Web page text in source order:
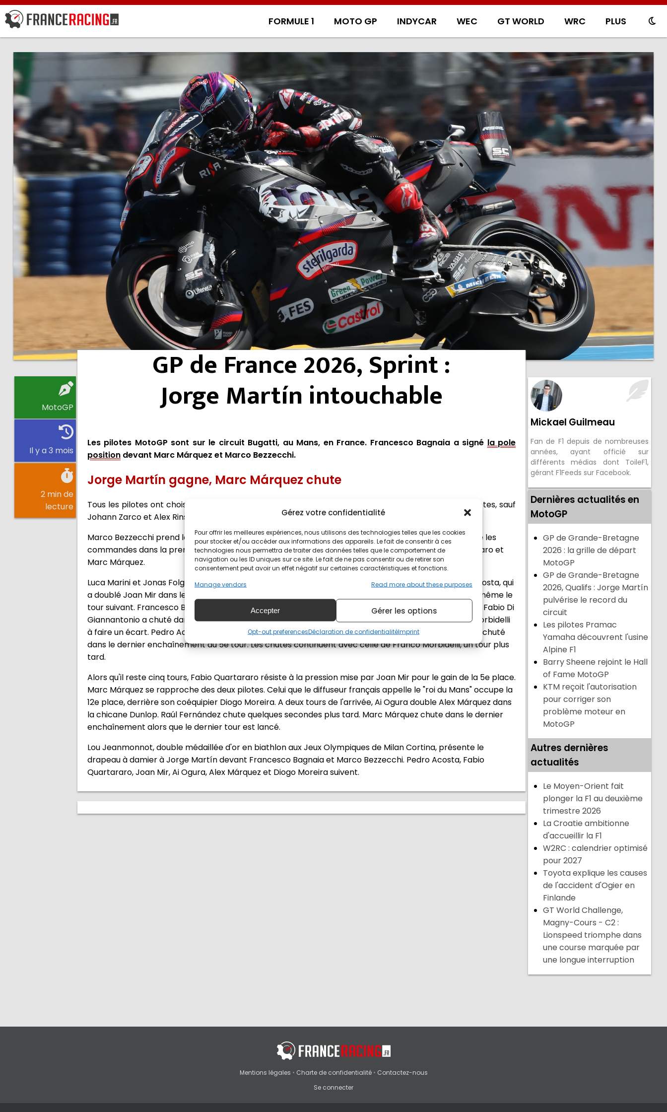
Gérez votre confidentialité
Pour offrir les meilleures expériences, nous utilisons des technologies telles que les cookies
pour stocker et/ou accéder aux informations des appareils. Le fait de consentir à ces
technologies nous permettra de traiter des données telles que le comportement de
navigation ou les ID uniques sur ce site. Le fait de ne pas consentir ou de retirer son
consentement peut avoir un effet négatif sur certaines caractéristiques et fonctions.
Manage vendors
Read more about these purposes
Accepter Gérer les options
Opt-out preferencesDéclaration de confidentialitéImprint
FORMULE 1 MOTO GP INDYCAR WEC GT WORLD WRC PLUS
MotoGP
Il y a 3 mois
2 min de
lecture
GP de France 2026, Sprint :
Jorge Martín intouchable
Les pilotes MotoGP sont sur le circuit Bugatti, au Mans, en France. Francesco Bagnaia a signé la pole
positiondevant Marc Márquez et Marco Bezzecchi.
Jorge Martín gagne, Marc Márquez chute
Tous les pilotes ont choisi le pneu tendre à l'arrière. Pour l'avant, le pneu dur a été choisi par les pilotes, sauf
Johann Zarco et Alex Rins qui ont opté pour un pneu tendre.
Marco Bezzecchi prend les commandes dans les premiers mètres avant que Jorge Martín ne prenne les
commandes dans la première chicane. Francesco Bagnaia occupe la 3e place devant Fabio Quartararo et
Marc Márquez.
Luca Marini et Jonas Folger sont partis à la faute au virage 6 dans le deuxième tour. En piste, Pedro Acosta, qui
a doublé Joan Mir dans le premier tour, double Marc Márquez. Le Champion du Monde 2020 a fait de même le
tour suivant. Francesco Bagnaia profite d'une erreur de Marco Bezzecchi pour lui prendre la 2e place. Fabio Di
Giannantonio a chuté dans le début du 4e tour, sa moto traversant la chicane et obligeant Franco Morbidelli
à faire un écart. Pedro Acosta continue sa remontée en doublant Fabio Quartararo. Enea Bastianini a chuté
dans le dernier enchaînement du 5e tour. Les chutes continuent avec celle de Franco Morbidelli, un tour plus
tard.
Alors qu'il reste cinq tours, Fabio Quartararo résiste à la pression mise par Joan Mir pour le gain de la 5e place.
Marc Márquez se rapproche des deux pilotes. Celui que le diffuseur français appelle le "roi du Mans" occupe la
12e place, derrière son coéquipier Diogo Moreira. A deux tours de l'arrivée, Ai Ogura double Alex Márquez dans
la chicane Dunlop. Raúl Fernández chute quelques secondes plus tard. Marc Márquez chute dans le dernier
enchaînement alors que le dernier tour est lancé.
Lou Jeanmonnot, double médaillée d'or en biathlon aux Jeux Olympiques de Milan Cortina, présente le
drapeau à damier à Jorge Martín devant Francesco Bagnaia et Marco Bezzecchi. Pedro Acosta, Fabio
Quartararo, Joan Mir, Ai Ogura, Alex Márquez et Diogo Moreira suivent.
Mickael Guilmeau
Fan de F1 depuis de nombreuses
années, ayant officié sur
différents médias dont ToileF1,
gérant F1Feeds sur Facebook.
Dernières actualités en
MotoGP
GP de Grande-Bretagne
2026 : la grille de départ
MotoGP
GP de Grande-Bretagne
2026, Qualifs : Jorge Martín
pulvérise le record du
circuit
Les pilotes Pramac
Yamaha découvrent l'usine
Alpine F1
Barry Sheene rejoint le Hall
of Fame MotoGP
KTM reçoit l'autorisation
pour corriger son
problème moteur en
MotoGP
Autres dernières
actualités
Le Moyen-Orient fait
plonger la F1 au deuxième
trimestre 2026
La Croatie ambitionne
d'accueillir la F1
W2RC : calendrier optimisé
pour 2027
Toyota explique les causes
de l'accident d'Ogier en
Finlande
GT World Challenge,
Magny-Cours - C2 :
Lionspeed triomphe dans
une course marquée par
une longue interruption
Mentions légales • Charte de confidentialité• Contactez-nous
Se connecter